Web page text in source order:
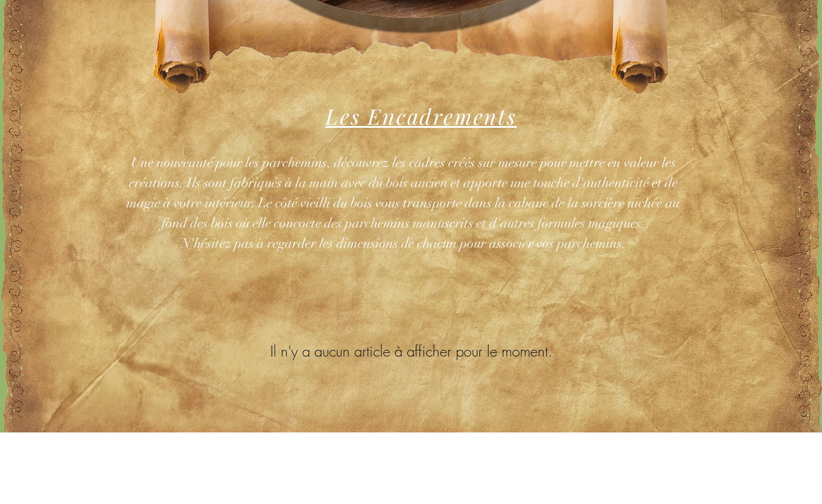
Les Encadrements
Une nouveauté pour les parchemins, découvrez les cadres créés sur mesure pour mettre en valeur les
créations. Ils sont fabriqués à la main avec du bois ancien et apporte une touche d'authenticité et de
magie à votre intérieur. Le côté vieilli du bois vous transporte dans la cabane de la sorcière nichée au
fond des bois où elle concocte des parchemins manuscrits et d'autres formules magiques.
N'hésitez pas à regarder les dimensions de chacun pour associer vos parchemins.
Il n'y a aucun article à afficher pour le moment.